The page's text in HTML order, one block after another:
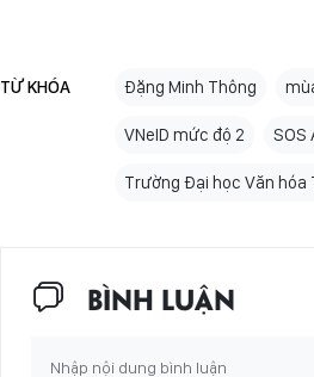
TỪ KHÓA Đặng Minh Thông
VNeID mức độ 2 SOS
Trường Đại học Văn hóa
BÌNH LUẬN